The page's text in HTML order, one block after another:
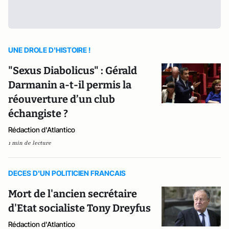
UNE DROLE D'HISTOIRE !
"Sexus Diabolicus" : Gérald
Darmanin a-t-il permis la
réouverture d’un club
échangiste ?
Rédaction d'Atlantico
1 min de lecture
DECES D'UN POLITICIEN FRANCAIS
Mort de l'ancien secrétaire
d'Etat socialiste Tony Dreyfus
Rédaction d'Atlantico